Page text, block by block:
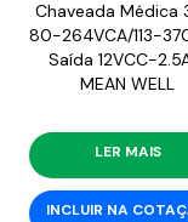
Chaveada Médica
80-264VCA/113-
Saída 12VCC-
MEAN WELL
LER MAIS
INCLUIR NA